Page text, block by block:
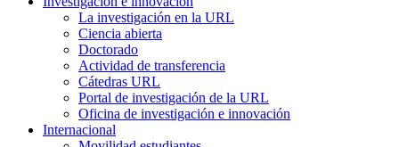
La investigación en la URL
Ciencia abierta
Doctorado
Actividad de transferencia
Cátedras URL
Portal de investigación de la URL
Oficina de investigación e innovación
Internacional